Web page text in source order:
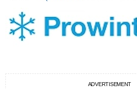
ADVERTISEMENT